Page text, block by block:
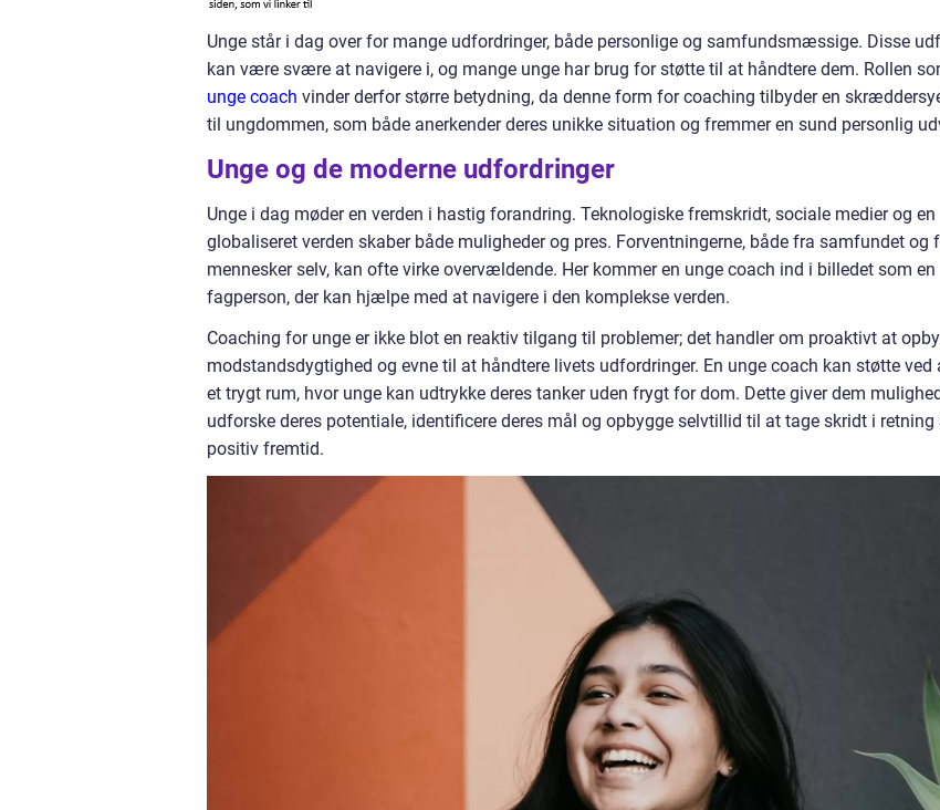
Unge står i dag over for mange udfordringer, både personlige og samfundsmæssige. Disse
kan være svære at navigere i, og mange unge har brug for støtte til at håndtere dem. Rollen
unge coach vinder derfor større betydning, da denne form for coaching tilbyder en
til ungdommen, som både anerkender deres unikke situation og fremmer en sund personlig
Unge og de moderne udfordringer
Unge i dag møder en verden i hastig forandring. Teknologiske fremskridt, sociale medier og en
globaliseret verden skaber både muligheder og pres. Forventningerne, både fra samfundet og
mennesker selv, kan ofte virke overvældende. Her kommer en unge coach ind i billedet som en
fagperson, der kan hjælpe med at navigere i den komplekse verden.
Coaching for unge er ikke blot en reaktiv tilgang til problemer; det handler om proaktivt at
modstandsdygtighed og evne til at håndtere livets udfordringer. En unge coach kan støtte ved
et trygt rum, hvor unge kan udtrykke deres tanker uden frygt for dom. Dette giver dem
udforske deres potentiale, identificere deres mål og opbygge selvtillid til at tage skridt i retning
positiv fremtid.